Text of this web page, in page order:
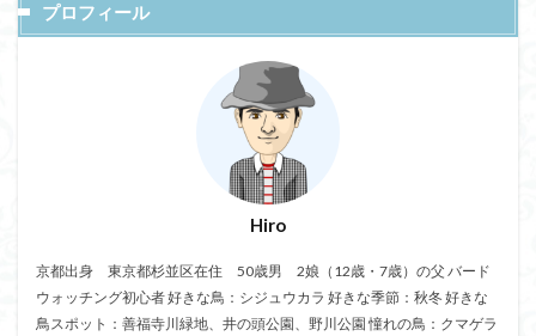
プロフィール
Hiro
京都出身 東京都杉並区在住 50歳男 2娘（12歳・7歳）の父 バード
ウォッチング初心者 好きな鳥：シジュウカラ 好きな季節：秋冬 好きな
鳥スポット：善福寺川緑地、井の頭公園、野川公園 憧れの鳥：クマゲラ